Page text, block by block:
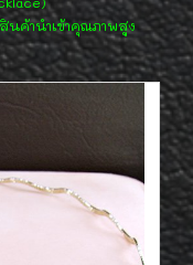
นค้านำเข้าคุณภาพสูง